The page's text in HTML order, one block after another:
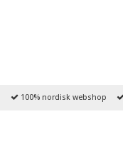
100% nordisk webshop